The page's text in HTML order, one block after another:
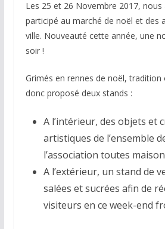
Les 25 et 26 Novembre 2017, nous
participé au marché de noël et des
ville. Nouveauté cette année, une
soir !
Grimés en rennes de noël, tradition
donc proposé deux stands :
A l’intérieur, des objets et
artistiques de l’ensemble
l’association toutes
A l’extérieur, un stand de
salées et sucrées afin de
visiteurs en ce week-end